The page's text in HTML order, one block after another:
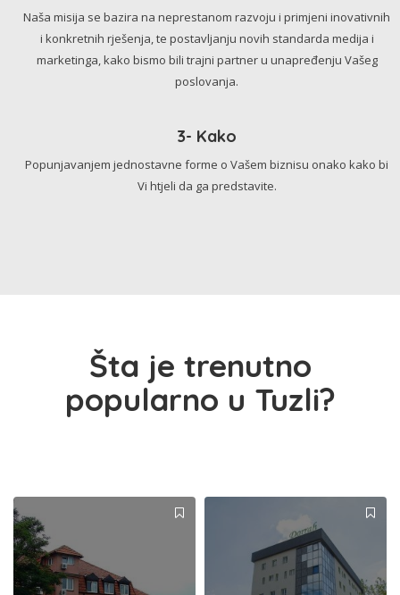
Naša misija se bazira na neprestanom razvoju i primjeni inovativnih
i konkretnih rješenja, te postavljanju novih standarda medija i
marketinga, kako bismo bili trajni partner u unapređenju Vašeg
poslovanja.
3- Kako
Popunjavanjem jednostavne forme o Vašem biznisu onako kako bi
Vi htjeli da ga predstavite.
Šta je trenutno
popularno u Tuzli?